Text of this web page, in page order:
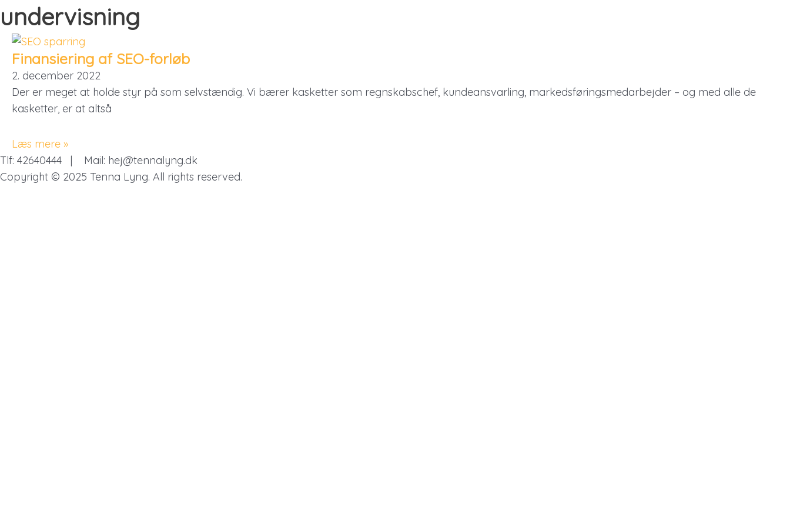
til
indholdet
undervisning
Finansiering af SEO-forløb
2. december 2022
Der er meget at holde styr på som selvstændig. Vi bærer kasketter som regnskabschef, kundeansvarling, markedsføringsmedarbejder – og med alle de
kasketter, er at altså
Læs mere »
Tlf: 42640444 | Mail: hej@tennalyng.dk
Copyright © 2025 Tenna Lyng. All rights reserved.